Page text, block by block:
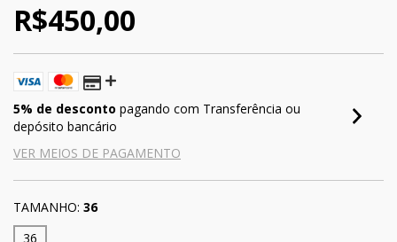
R$450,00
5% de desconto pagando com Transferência ou
depósito bancário
VER MEIOS DE PAGAMENTO
TAMANHO: 36
36